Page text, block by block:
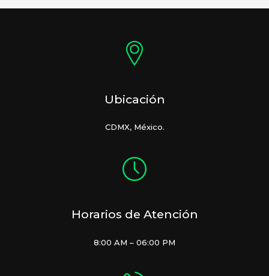
Ubicación
CDMX, México.
Horarios de Atención
8:00 AM – 06:00 PM